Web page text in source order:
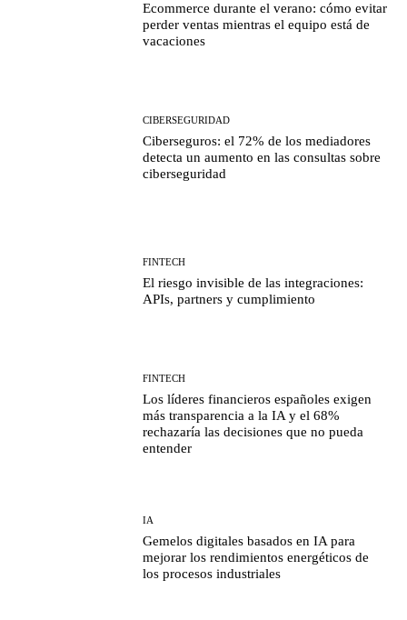
Ecommerce durante el verano: cómo evitar
perder ventas mientras el equipo está de
vacaciones
CIBERSEGURIDAD
Ciberseguros: el 72% de los mediadores
detecta un aumento en las consultas sobre
ciberseguridad
FINTECH
El riesgo invisible de las integraciones:
APIs, partners y cumplimiento
FINTECH
Los líderes financieros españoles exigen
más transparencia a la IA y el 68%
rechazaría las decisiones que no pueda
entender
IA
Gemelos digitales basados en IA para
mejorar los rendimientos energéticos de
los procesos industriales